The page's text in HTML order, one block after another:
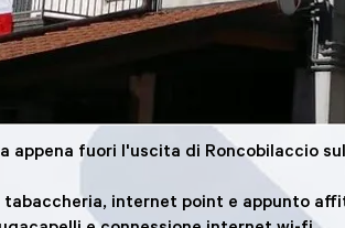
fuori l'uscita di Roncobilaccio
tabaccheria, internet point e appunto